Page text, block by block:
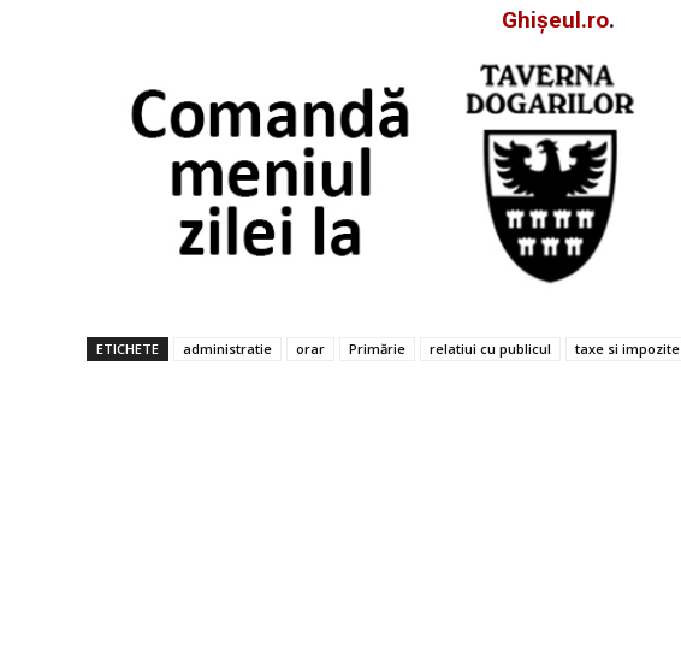
Ghișeul.ro.
ETICHETE administratie orar Primărie relatiui cu publicul taxe si impozite